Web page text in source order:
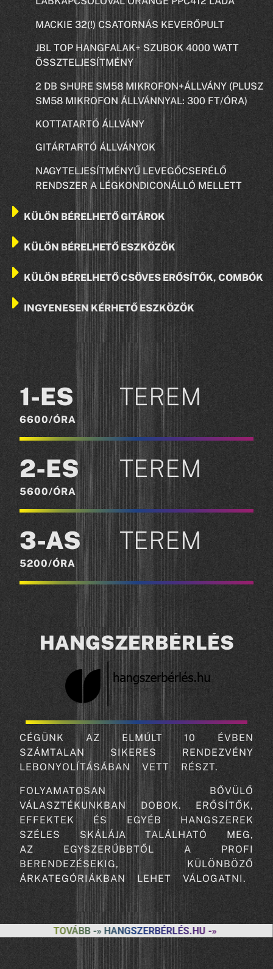
MACKIE 32(!) CSATORNÁS KEVERŐPULT
JBL TOP HANGFALAK+ SZUBOK 4000 WATT
ÖSSZTELJESÍTMÉNY
2 DB SHURE SM58 MIKROFON+ÁLLVÁNY (PLUSZ
SM58 MIKROFON ÁLLVÁNNYAL: 300 FT/ÓRA)
KOTTATARTÓ ÁLLVÁNY
GITÁRTARTÓ ÁLLVÁNYOK
NAGYTELJESÍTMÉNYŰ LEVEGŐCSERÉLŐ
RENDSZER A LÉGKONDICONÁLLÓ MELLETT
KÜLÖN BÉRELHETŐ GITÁROK
KÜLÖN BÉRELHETŐ ESZKÖZÖK
KÜLÖN BÉRELHETŐ CSÖVES ERŐSÍTŐK, COMBÓK
INGYENESEN KÉRHETŐ ESZKÖZÖK
1-ES TEREM
6600/ÓRA
2-ES TEREM
5600/ÓRA
3-AS TEREM
5200/ÓRA
HANGSZERBÉRLÉS
CÉGÜNK AZ ELMÚLT 10 ÉVBEN
SZÁMTALAN SIKERES RENDEZVÉNY
LEBONYOLÍTÁSÁBAN VETT RÉSZT.
FOLYAMATOSAN BŐVÜLŐ
VÁLASZTÉKUNKBAN DOBOK. ERŐSÍTŐK,
EFFEKTEK ÉS EGYÉB HANGSZEREK
SZÉLES SKÁLÁJA TALÁLHATÓ MEG,
AZ EGYSZERŰBBTŐL A PROFI
BERENDEZÉSEKIG, KÜLÖNBÖZŐ
ÁRKATEGÓRIÁKBAN LEHET VÁLOGATNI.
TOVÁBB -» HANGSZERBÉRLÉS.HU -»